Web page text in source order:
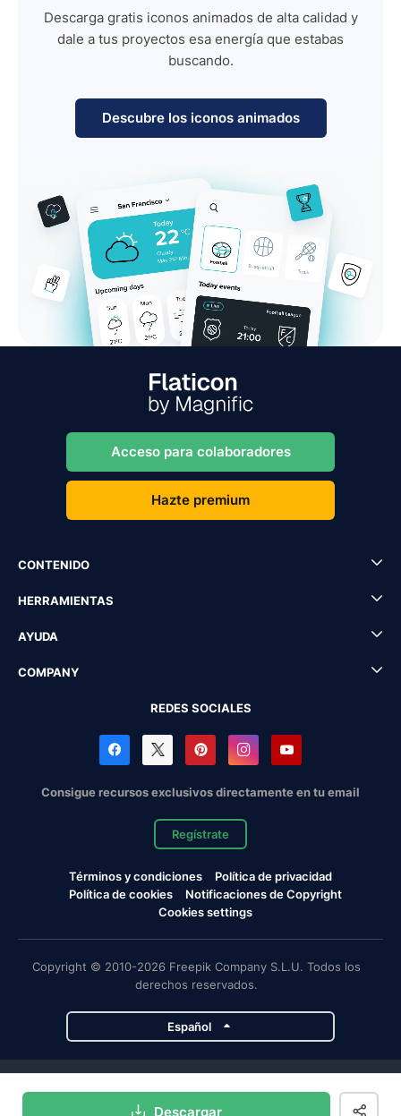
Descargar
Descarga gratis iconos animados de alta calidad y
dale a tus proyectos esa energía que estabas
buscando.
Descubre los iconos animados
Acceso para colaboradores
Hazte premium
CONTENIDO
HERRAMIENTAS
AYUDA
COMPANY
REDES SOCIALES
Consigue recursos exclusivos directamente en tu email
Regístrate
Términos y condiciones
Política de privacidad
Política de cookies
Notificaciones de Copyright
Cookies settings
Copyright © 2010-2026 Freepik Company S.L.U. Todos los
derechos reservados.
Español